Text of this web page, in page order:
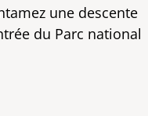
une descente
du Parc national